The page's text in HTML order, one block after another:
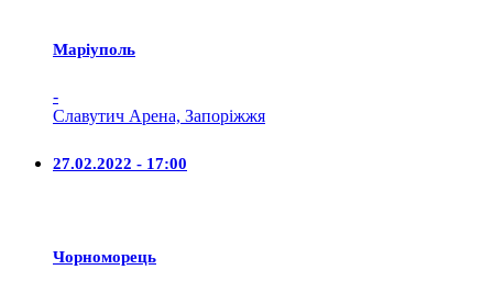
Маріуполь
-
Славутич Арена, Запоріжжя
27.02.2022 - 17:00
Чорноморець